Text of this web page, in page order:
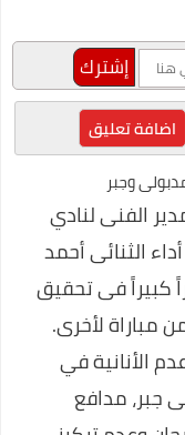
دور وسائل
توعوي عن المخدرات
اولي حلقات
في ربوع الثقافة
لمواجهة كورونا
اضافة تعليق
وجبر
الفنى لنادي
الثنائى أحمد
كبيراً فى تحقيق
مباراة لأخرى.
الأنانية في
جبر، مدافع